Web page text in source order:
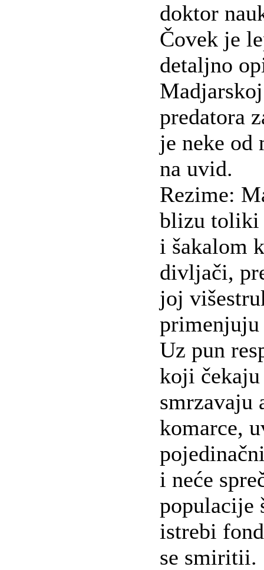
doktor
Čovek je
detaljno
predatora
je neke od
na uvid.
Rezime:
blizu toliki
i šakalom
divljači,
joj
primenjuju
Uz pun
koji čekaju
smrzavaju
komarce,
i neće
populacije
istrebi
se smiritii.